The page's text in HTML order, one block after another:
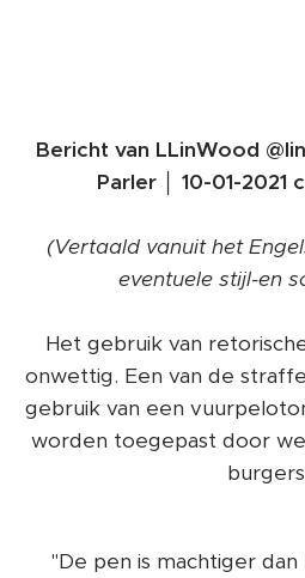
Bericht van LLinWood
Parler │ 10-01-2021
(Vertaald vanuit het
eventuele stijl-en
Het gebruik van
onwettig. Een van de
gebruik van een
worden toegepast door
"De pen is machtiger